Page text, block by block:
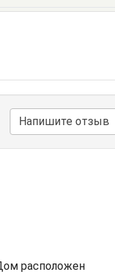
Напишите отзыв
расположен